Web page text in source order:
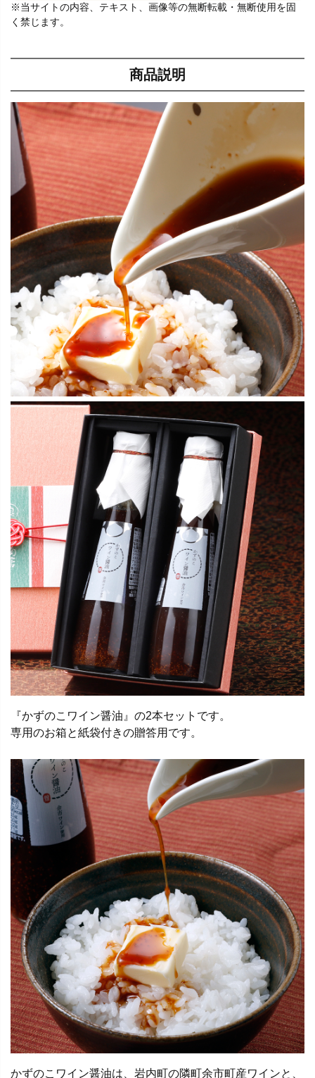
※当サイトの内容、テキスト、画像等の無断転載・無断使用を固
く禁じます。
商品説明
『かずのこワイン醤油』の2本セットです。
専用のお箱と紙袋付きの贈答用です。
かずのこワイン醤油は、岩内町の隣町余市町産ワインと、